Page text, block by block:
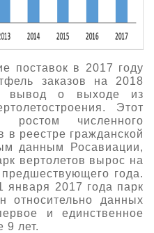
поставок в 2017 году
заказов на 2018
вывод о выходе из
Этот
ростом численного
в реестре гражданской
данным Росавиации,
вертолетов вырос на
года.
января 2017 года парк
относительно данных
и единственное
9 лет.